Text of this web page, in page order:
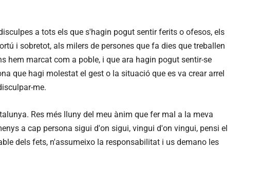
a tots els que s'hagin pogut sentir ferits o ofesos, els
i sobretot, als milers de persones que fa dies que treballen
hem marcat com a poble, i que ara hagin pogut sentir-se
que hagi molestat el gest o la situació que es va crear arrel
me.
Res més lluny del meu ànim que fer mal a la meva
a cap persona sigui d'on sigui, vingui d'on vingui, pensi el
dels fets, n'assumeixo la responsabilitat i us demano les